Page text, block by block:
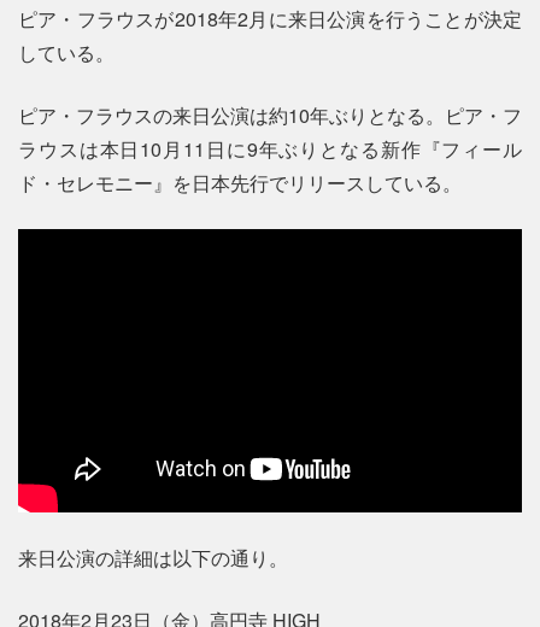
ピア・フラウスが2018年2月に来日公演を行うことが決定
している。
ピア・フラウスの来日公演は約10年ぶりとなる。ピア・フ
ラウスは本日10月11日に9年ぶりとなる新作『フィール
ド・セレモニー』を日本先行でリリースしている。
来日公演の詳細は以下の通り。
2018年2月23日（金）高円寺 HIGH